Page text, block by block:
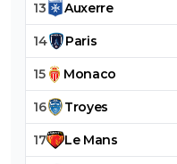
13 Auxerre
14 Paris
15 Monaco
16 Troyes
17 Le Mans